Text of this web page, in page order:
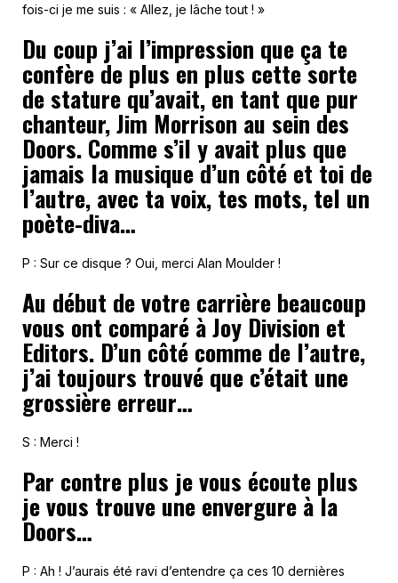
fois-ci je me suis : « Allez, je lâche tout ! »
Du coup j’ai l’impression que ça te
confère de plus en plus cette sorte
de stature qu’avait, en tant que pur
chanteur, Jim Morrison au sein des
Doors. Comme s’il y avait plus que
jamais la musique d’un côté et toi de
l’autre, avec ta voix, tes mots, tel un
poète-diva…
P : Sur ce disque ? Oui, merci Alan Moulder !
Au début de votre carrière beaucoup
vous ont comparé à Joy Division et
Editors. D’un côté comme de l’autre,
j’ai toujours trouvé que c’était une
grossière erreur…
S : Merci !
Par contre plus je vous écoute plus
je vous trouve une envergure à la
Doors…
P : Ah ! J’aurais été ravi d’entendre ça ces 10 dernières